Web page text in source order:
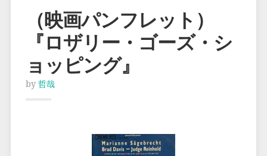
（映画パンフレット）
『ロザリー・ゴーズ・シ
ョッピング』
by 哲哉